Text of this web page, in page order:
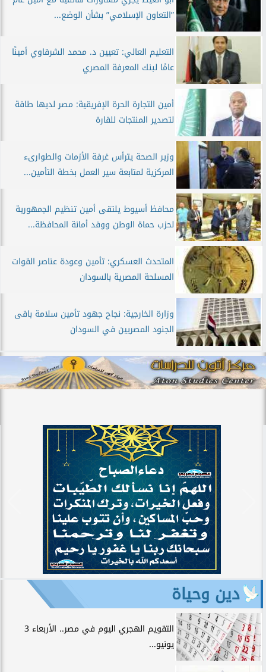
”التعاون الإسلامي” بشأن الوضع...
التعليم العالي: تعيين د. محمد الشرقاوي أمينًا
عامًا لبنك المعرفة المصري
أمين التجارة الحرة الإفريقية: مصر لديها طاقة
لتصدير المنتجات للقارة
وزير الصحة يترأس غرفة الأزمات والطوارىء
المركزية لمتابعة سير العمل بخطة التأمين...
محافظ أسيوط يلتقى أمين تنظيم الجمهورية
لحزب حماة الوطن ووفد أمانة المحافظة...
المتحدث العسكري: تأمين وعودة عناصر القوات
المسلحة المصرية بالسودان
وزارة الخارجية: نجاح جهود تأمين سلامة باقى
الجنود المصريين في السودان
دين وحياة
التقويم الهجري اليوم في مصر.. الأربعاء 3
يونيو...